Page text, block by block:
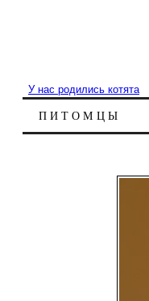
У нас родились котята
ПИТОМЦЫ